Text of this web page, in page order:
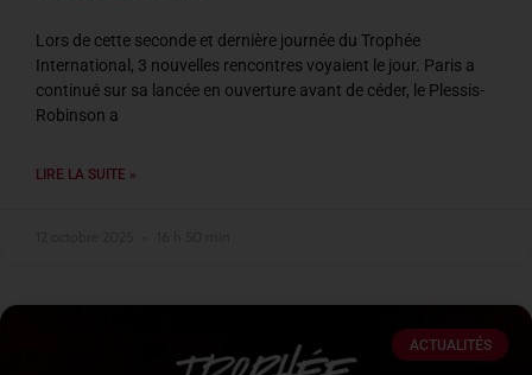
Lors de cette seconde et dernière journée du Trophée
International, 3 nouvelles rencontres voyaient le jour. Paris a
continué sur sa lancée en ouverture avant de céder, le Plessis-
Robinson a
LIRE LA SUITE »
ACTUALITÉS